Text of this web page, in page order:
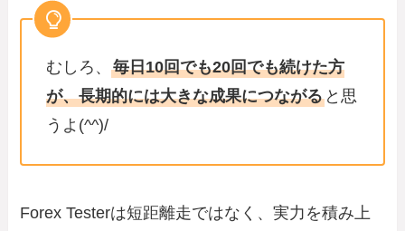
むしろ、毎日10回でも20回でも続けた方
が、長期的には大きな成果につながる と思
うよ(^^)/
Forex Testerは短距離走ではなく、実力を積み上